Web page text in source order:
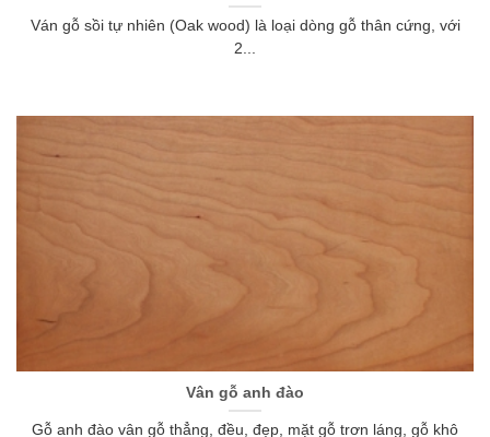
Ván gỗ sồi tự nhiên (Oak wood) là loại dòng gỗ thân cứng, với
2...
Vân gỗ anh đào
Gỗ anh đào vân gỗ thẳng, đều, đẹp, mặt gỗ trơn láng, gỗ khô